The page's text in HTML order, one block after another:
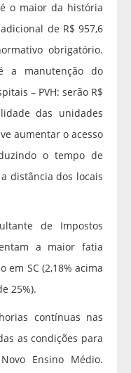
o maior da história
de R$ 957,6
obrigatório.
a manutenção do
– PVH: serão R$
das unidades
aumentar o acesso
o tempo de
distância dos locais
de Impostos
a maior fatia
em SC (2,18% acima
25%).
contínuas nas
as condições para
Ensino Médio.